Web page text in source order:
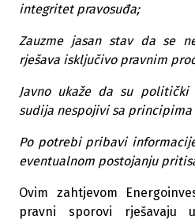
integritet pravosuđa;
Zauzme jasan stav da se
rješava isključivo pravnim
Javno ukaže da su
sudija nespojivi sa principima
Po potrebi pribavi
eventualnom postojanju
Ovim zahtjevom
pravni sporovi rješavaju